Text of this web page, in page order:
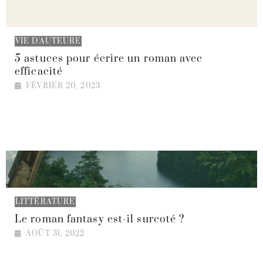
VIE D'AUTEURE
5 astuces pour écrire un roman avec
efficacité
FÉVRIER 20, 2023
LITTÉRATURE
Le roman fantasy est-il surcoté ?
AOÛT 31, 2022